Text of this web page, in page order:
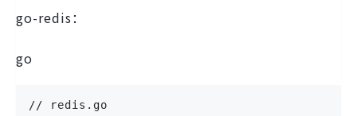
go-redis：
go
// redis.go